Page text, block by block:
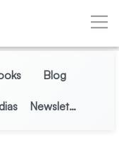
Blog
Newsletter